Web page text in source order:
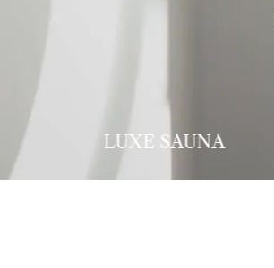
REFORMER PILATES